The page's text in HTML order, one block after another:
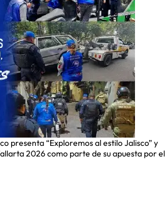
presenta “Exploremos al estilo Jalisco” y
2026 como parte de su apuesta por el